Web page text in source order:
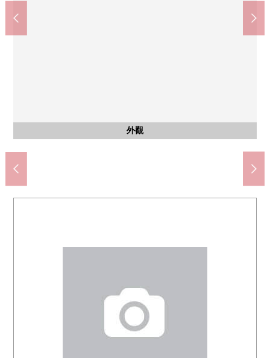
外觀
客廳
客廳
廚房
廚房
廚房
廚房
公共汽車
洗臉
洗臉
廁所
陽台
陽台
陽台
陽台
西式房間
約4.0張塌塌米西式房間
西式房間
約4.0張塌塌米西式房間
收納
西式房間約4.0張塌塌米收納
西式房間
約5.0張塌塌米西式房間
西式房間
約5.0張塌塌米西式房間
收納
西式房間約5.0張塌塌米收納
西式房間
約6.0張塌塌米西式房間
收納
西式房間約6.0張塌塌米收納
收納
西式房間約6.0張塌塌米收納
門口
停車場
外觀
外觀
含有前面道路的外觀
含有前面道路的外觀
西式房間
約6.0張塌塌米西式房間
共MODI飯田北浦和商店(約690m)
Big-A埼玉道祖土店(約930m)
MINISTOP浦和木崎商店(約340m)
7-Eleven埼玉道祖土2丁目商店(約700m)
Welcia浦和木崎商店(約680m)
浦和大東郵局(約410m)
來漏洞內科診所(約380m)
大東小學(約420m)
木崎中學(約920m)